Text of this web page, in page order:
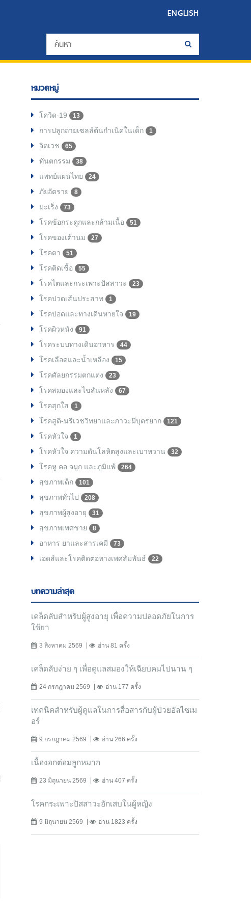
ENGLISH
หมวดหมู่
โควิด-19 13
การปลูกถ่ายเซลล์ต้นกำเนิดในเด็ก 1
จิตเวช 65
ทันตกรรม 38
แพทย์แผนไทย 24
ภัยอัตราย 8
มะเร็ง 73
โรคข้อกระดูกและกล้ามเนื้อ 51
โรคของเต้านม 27
โรคตา 51
โรคติดเชื้อ 55
โรคไตและกระเพาะปัสสาวะ 23
โรคปวดเส้นประสาท 1
โรคปอดและทางเดินหายใจ 19
โรคผิวหนัง 91
โรคระบบทางเดินอาหาร 44
โรคเลือดและน้ำเหลือง 15
โรคศัลยกรรมตกแต่ง 23
โรคสมองและไขสันหลัง 67
โรคสุกใส 1
โรคสูติ-นรีเวชวิทยาและภาวะมีบุตรยาก 121
โรคหัวใจ 1
โรคหัวใจ ความดันโลหิตสูงและเบาหวาน 32
โรคหู คอ จมูก และภูมิแพ้ 264
สุขภาพเด็ก 101
สุขภาพทั่วไป 208
สุขภาพผู้สูงอายุ 31
สุขภาพเพศชาย 8
อาหาร ยาและสารเคมี 73
เอดส์และโรคติดต่อทางเพศสัมพันธ์ 22
บทความล่าสุด
เคล็ดลับสำหรับผู้สูงอายุ เพื่อความปลอดภัยในการ
ใช้ยา
3 สิงหาคม 2569 อ่าน 81 ครั้ง
เคล็ดลับง่าย ๆ เพื่อดูแลสมองให้เฉียบคมไปนาน ๆ
24 กรกฎาคม 2569 อ่าน 177 ครั้ง
เทคนิคสำหรับผู้ดูแลในการสื่อสารกับผู้ป่วยอัลไซเม
อร์
9 กรกฎาคม 2569 อ่าน 266 ครั้ง
เนื้องอกต่อมลูกหมาก
23 มิถุนายน 2569 อ่าน 407 ครั้ง
โรคกระเพาะปัสสาวะอักเสบในผู้หญิง
9 มิถุนายน 2569 อ่าน 1823 ครั้ง